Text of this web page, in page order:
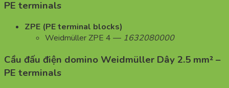
PE terminals
ZPE (PE terminal blocks)
Weidmüller ZPE 4 — 1632080000
Cầu đấu điện domino Weidmüller Dây 2.5 mm² –
PE terminals